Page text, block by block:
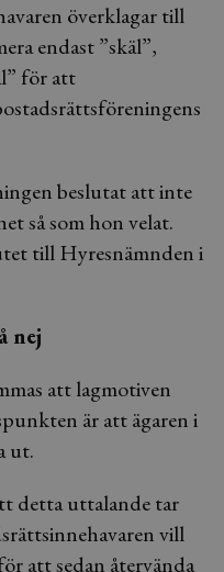
överklagar till
endast ”skäl”,
för att
beslutat att inte
så som hon velat.
till Hyresnämnden i
nej
att lagmotiven
är att ägaren i
ut.
detta uttalande tar
vill
att sedan återvända